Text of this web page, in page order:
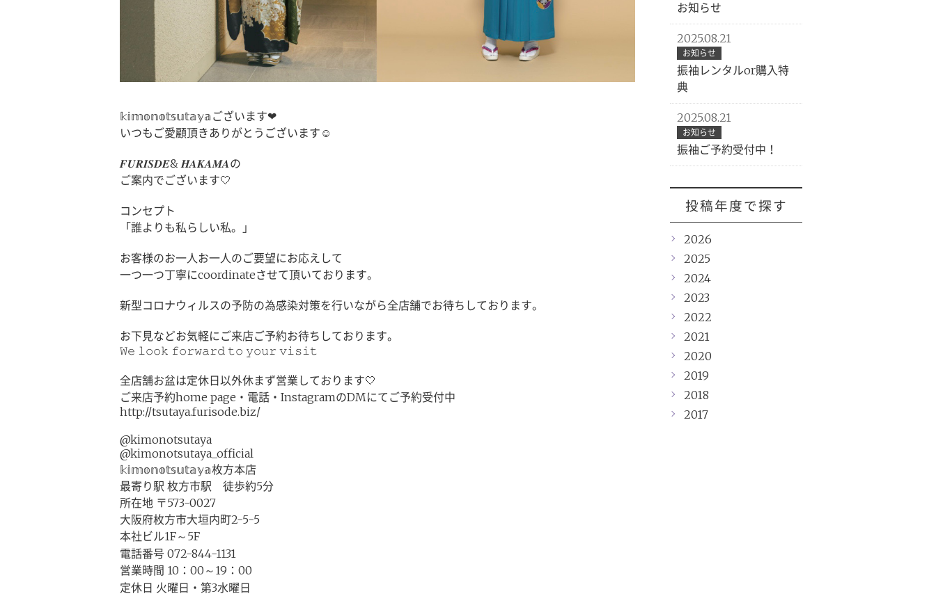
𝕜𝕚𝕞𝕠𝕟𝕠𝕥𝕤𝕦𝕥𝕒𝕪𝕒ございます❤︎
いつもご愛顧頂きありがとうございます☺︎
𝑭𝑼𝑹𝑰𝑺𝑫𝑬& 𝑯𝑨𝑲𝑨𝑴𝑨の
ご案内でございます🤍
コンセプト
「誰よりも私らしい私。」
お客様のお一人お一人のご要望にお応えして
一つ一つ丁寧にcoordinateさせて頂いております。
新型コロナウィルスの予防の為感染対策を行いながら全店舗でお待ちしております。
お下見などお気軽にご来店ご予約お待ちしております。
𝚆𝚎 𝚕𝚘𝚘𝚔 𝚏𝚘𝚛𝚠𝚊𝚛𝚍 𝚝𝚘 𝚢𝚘𝚞𝚛 𝚟𝚒𝚜𝚒𝚝
全店舗お盆は定休日以外休まず営業しております🤍
ご来店予約home page・電話・InstagramのDMにてご予約受付中
http://tsutaya.furisode.biz/
@kimonotsutaya
@kimonotsutaya_official
𝕜𝕚𝕞𝕠𝕟𝕠𝕥𝕤𝕦𝕥𝕒𝕪𝕒枚方本店
最寄り駅 枚方市駅 徒歩約5分
所在地 〒573-0027
大阪府枚方市大垣内町2-5-5
本社ビル1F～5F
電話番号 072-844-1131
営業時間 10：00～19：00
定休日 火曜日・第3水曜日
お知らせ
2025.08.21
お知らせ
振袖レンタルor購入特
典
2025.08.21
お知らせ
振袖ご予約受付中！
投稿年度で探す
2026
2025
2024
2023
2022
2021
2020
2019
2018
2017